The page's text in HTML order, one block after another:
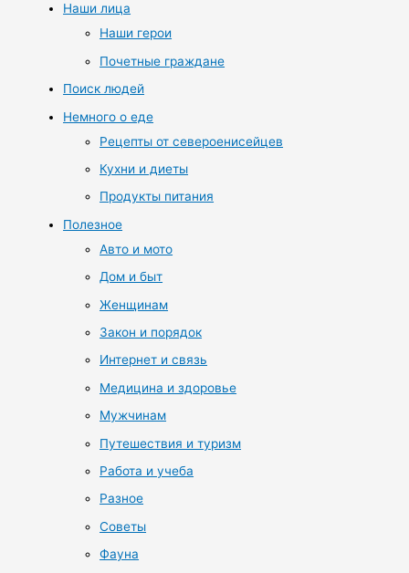
Наши лица
Наши герои
Почетные граждане
Поиск людей
Немного о еде
Рецепты от североенисейцев
Кухни и диеты
Продукты питания
Полезное
Авто и мото
Дом и быт
Женщинам
Закон и порядок
Интернет и связь
Медицина и здоровье
Мужчинам
Путешествия и туризм
Работа и учеба
Разное
Советы
Фауна